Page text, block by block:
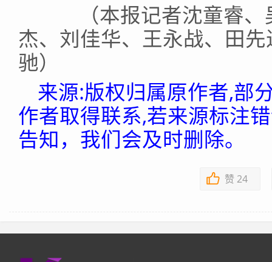
（本报记者沈童睿、
杰、刘佳华、王永战、田
驰）
来源:版权归属原作者,部
作者取得联系,若来源标注
告知，我们会及时删除。
赞 24